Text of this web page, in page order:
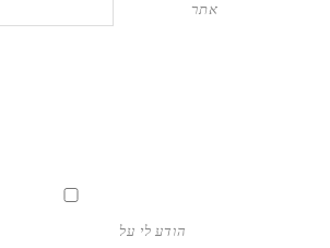
אתר
הודע לי על